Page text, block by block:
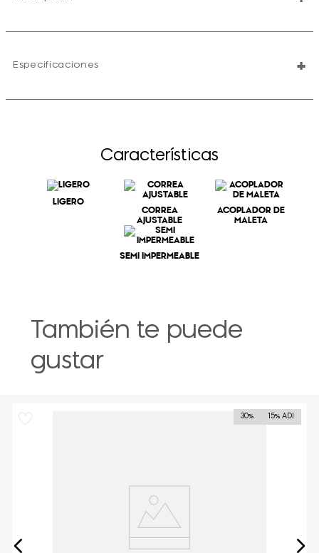
Especificaciones +
Características
LIGERO
CORREA
AJUSTABLE
ACOPLADOR DE
MALETA
SEMI IMPERMEABLE
También te puede
gustar
30% 15% ADI